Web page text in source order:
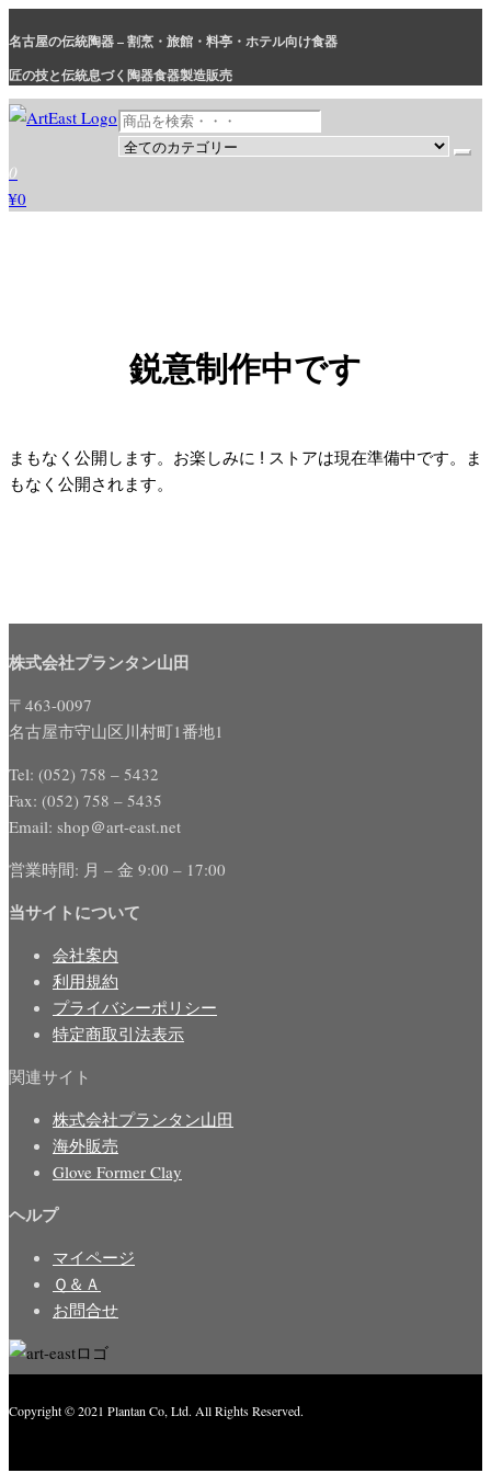
ン
テ
ン
ツ
ス
キ
名古屋の伝統陶器 – 割烹・旅館・料亭・ホテル向け食器
匠の技と伝統息づく陶器食器製造販売
和食器・洋食器通販｜割烹・旅館・料亭・ホテル等業務用卸販売
業務用から個人用まで、おしゃれでかわいい和食器・洋食器はま
とめ買いがお得です。
0
¥0
鋭意制作中です
まもなく公開します。お楽しみに ! ストアは現在準備中です。ま
もなく公開されます。
株式会社プランタン山田
〒463-0097
名古屋市守山区川村町1番地1
Tel: (052) 758 – 5432
Fax: (052) 758 – 5435
Email: shop＠art-east.net
営業時間: 月 – 金 9:00 – 17:00
当サイトについて
会社案内
利用規約
プライバシーポリシー
特定商取引法表示
関連サイト
株式会社プランタン山田
海外販売
Glove Former Clay
ヘルプ
マイページ
Ｑ＆Ａ
お問合せ
Copyright © 2021 Plantan Co, Ltd. All Rights Reserved.